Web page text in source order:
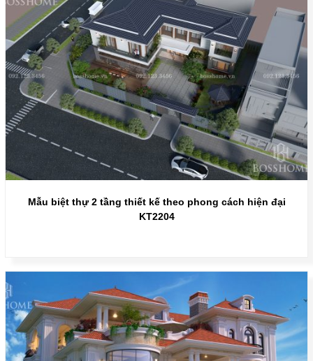
Mẫu biệt thự 2 tầng thiết kế theo phong cách hiện đại
KT2204